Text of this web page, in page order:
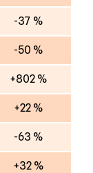
-37 %
-50 %
+802 %
+22 %
-63 %
+32 %